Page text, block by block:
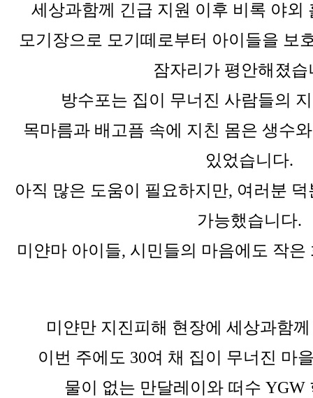
세상과함께 긴급 지원 이후 비록 야
모기장으로 모기떼로부터 아이들을 보
잠자리가 평안해졌
방수포는 집이 무너진 사람들의
목마름과 배고픔 속에 지친 몸은 생수
있었습니다.
아직 많은 도움이 필요하지만, 여러분
가능했습니다.
미얀마 아이들, 시민들의 마음에도 작
미얀만 지진피해 현장에 세상과함
이번 주에도 30여 채 집이 무너진 마
물이 없는 만달레이와 떠수